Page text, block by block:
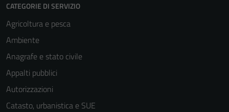
CATEGORIE DI SERVIZIO
Agricoltura e pesca
Ambiente
Anagrafe e stato civile
Appalti pubblici
Autorizzazioni
Catasto, urbanistica e SUE